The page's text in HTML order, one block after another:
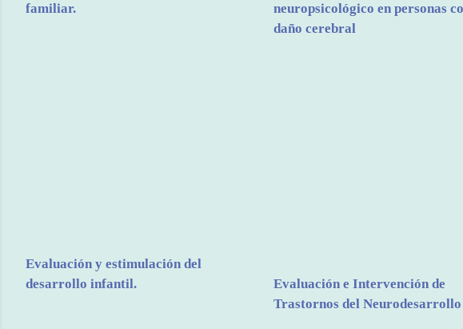
familiar.
Evaluación y estimulación del
desarrollo infantil.
neuropsicológico en personas
daño cerebral
Evaluación e Intervención de
Trastornos del Neurodesarrollo